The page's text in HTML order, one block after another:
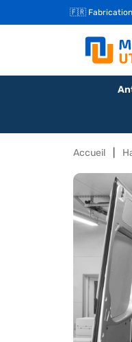
🇫🇷 Fabrication
Accueil